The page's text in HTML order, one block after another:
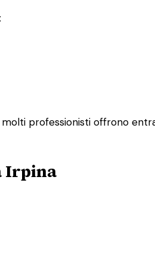
professionisti offrono
Irpina